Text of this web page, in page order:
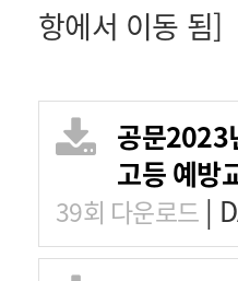
항에서 이동 됨]
공문2023
고등 예방
39회 다운로드 |